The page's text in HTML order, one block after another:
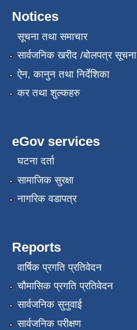
Notices
सूचना तथा समाचार
सार्वजनिक खरीद /बोलपत्र सूचना
ऐन, कानुन तथा निर्देशिका
कर तथा शुल्कहरु
eGov services
घटना दर्ता
सामाजिक सुरक्षा
नागरिक वडापत्र
Reports
वार्षिक प्रगति प्रतिवेदन
चौमासिक प्रगति प्रतिवेदन
सार्वजनिक सुनुवाई
सार्वजनिक परीक्षण